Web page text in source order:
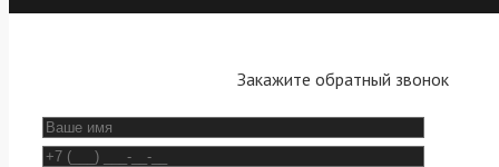
Закажите обратный звонок